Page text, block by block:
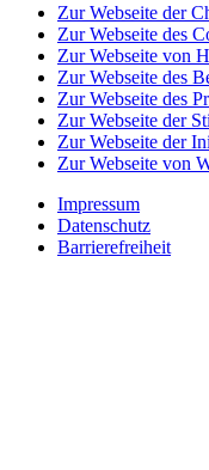
Zur Webseite der
Zur Webseite des
Zur Webseite von
Zur Webseite des
Zur Webseite des
Zur Webseite der
Zur Webseite der
Zur Webseite von
Impressum
Datenschutz
Barrierefreiheit